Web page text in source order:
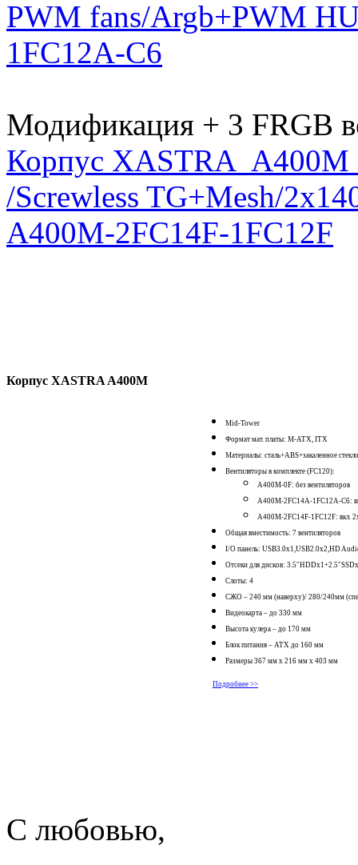
PWM fans/Argb+PWM
1FC12A-C6
Модификация + 3 FRGB
Корпус XASTRA A400M
/Screwless TG+Mesh/
A400M-2FC14F-1FC12F
Корпус XASTRA A400M
Mid-Tower
Формат мат. платы: M-ATX, ITX
Материалы: сталь+ABS+закаленное стекло
Вентиляторы в комплекте (FC120):
A400M-0F: без вентиляторов
A400M-2FC14A-1FC12A-C6:
A400M-2FC14F-1FC12F: вкл.
Общая вместимость: 7 вентиляторов
I/O панель: USB3.0x1,USB2.0x2,HD
Отсеки для дисков:
Слоты: 4
СЖО – 240 мм (наверху)/ 280/240мм
Видеокарта – до 330 мм
Высота кулера – до 170 мм
Блок питания – АТХ до 160 мм
Размеры 367 мм x 216 мм x 403 мм
Подробнее >>
С любовью,